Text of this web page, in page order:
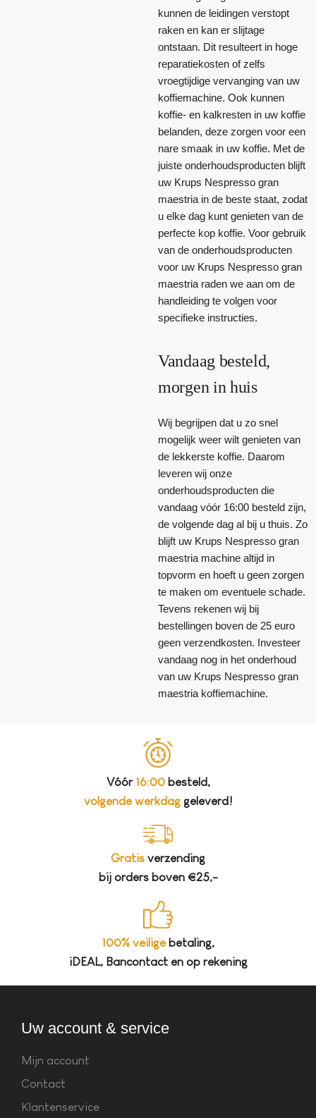
kunnen de leidingen verstopt
raken en kan er slijtage
ontstaan. Dit resulteert in hoge
reparatiekosten of zelfs
vroegtijdige vervanging van uw
koffiemachine. Ook kunnen
koffie- en kalkresten in uw koffie
belanden, deze zorgen voor een
nare smaak in uw koffie. Met de
juiste onderhoudsproducten blijft
uw Krups Nespresso gran
maestria in de beste staat, zodat
u elke dag kunt genieten van de
perfecte kop koffie. Voor gebruik
van de onderhoudsproducten
voor uw Krups Nespresso gran
maestria raden we aan om de
handleiding te volgen voor
specifieke instructies.
Vandaag besteld,
morgen in huis
Wij begrijpen dat u zo snel
mogelijk weer wilt genieten van
de lekkerste koffie. Daarom
leveren wij onze
onderhoudsproducten die
vandaag vóór 16:00 besteld zijn,
de volgende dag al bij u thuis. Zo
blijft uw Krups Nespresso gran
maestria machine altijd in
topvorm en hoeft u geen zorgen
te maken om eventuele schade.
Tevens rekenen wij bij
bestellingen boven de 25 euro
geen verzendkosten. Investeer
vandaag nog in het onderhoud
van uw Krups Nespresso gran
maestria koffiemachine.
Vóór 16:00besteld,
volgende werkdag geleverd!
Gratis verzending
bij orders boven €25,-
100% veiligebetaling,
iDEAL, Bancontact en op rekening
Uw account & service
Mijn account
Contact
Klantenservice